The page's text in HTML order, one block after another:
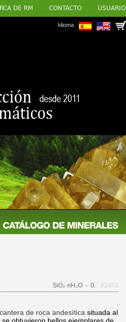
DE RM CONTACTO USUARIO
Idioma
SiO₂·nH₂O - 0.
#2453
cantera de roca andesítica situada al
obtuvieron bellos ejemplares de